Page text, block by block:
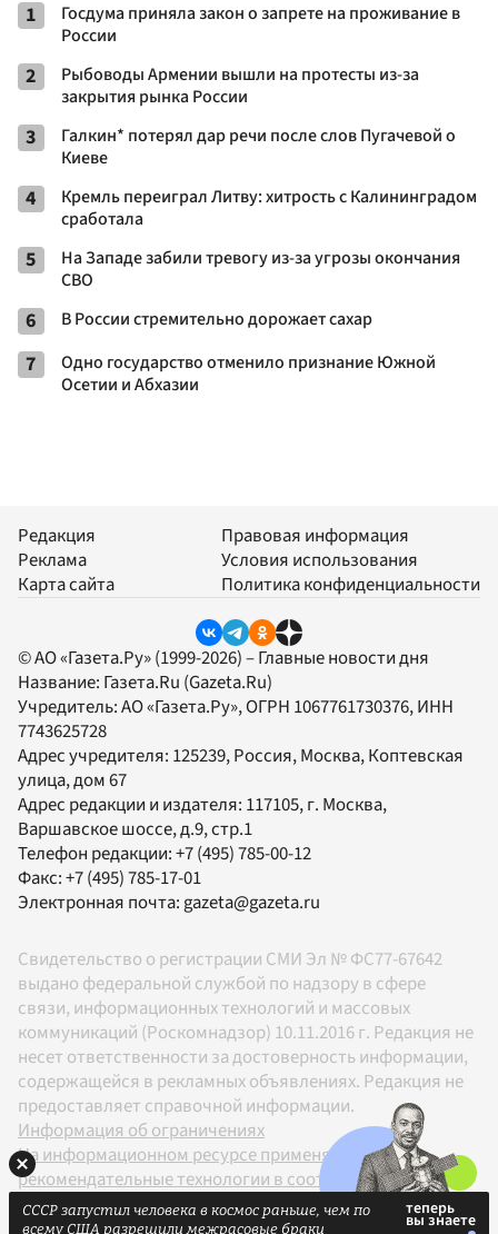
1
Госдума приняла закон о запрете на проживание в
России
2
Рыбоводы Армении вышли на протесты из-за
закрытия рынка России
3
Галкин* потерял дар речи после слов Пугачевой о
Киеве
4
Кремль переиграл Литву: хитрость с Калининградом
сработала
5
На Западе забили тревогу из-за угрозы окончания
СВО
6 В России стремительно дорожает сахар
7
Одно государство отменило признание Южной
Осетии и Абхазии
Редакция
Реклама
Карта сайта
Правовая информация
Условия использования
Политика конфиденциальности
© АО «Газета.Ру» (1999-2026) – Главные новости дня
Название: Газета.Ru (Gazeta.Ru)
Учредитель:АО «Газета.Ру», ОГРН 1067761730376, ИНН
7743625728
Адрес учредителя: 125239, Россия, Москва, Коптевская
улица, дом 67
Адрес редакции и издателя: 117105, г. Москва,
Варшавское шоссе, д.9, стр.1
Телефон редакции:+7 (495) 785-00-12
Факс:+7 (495) 785-17-01
Электронная почта:gazeta@gazeta.ru
Свидетельство о регистрации СМИ Эл № ФС77-67642
выдано федеральной службой по надзору в сфере
связи, информационных технологий и массовых
коммуникаций (Роскомнадзор) 10.11.2016 г. Редакция не
несет ответственности за достоверность информации,
содержащейся в рекламных объявлениях. Редакция не
предоставляет справочной информации.
Информация об ограничениях
На информационном ресурсе применяются
рекомендательные технологии в соответствии с
Правилами
18+
СССР запустил человека в космос раньше, чем по
всему США разрешили межрасовые браки